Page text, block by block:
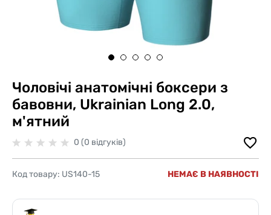
Чоловічі анатомічні боксери з
бавовни, Ukrainian Long 2.0,
м'ятний
0 (0 відгуків)
Код товару: US140-15 НЕМАЄ В НАЯВНОСТІ